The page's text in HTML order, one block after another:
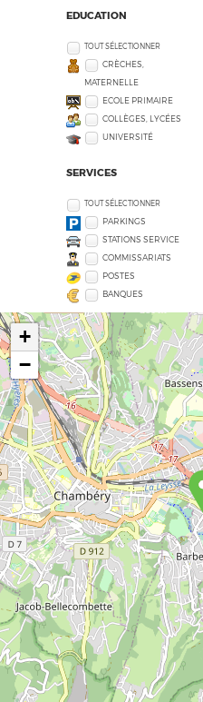
EDUCATION
TOUT SÉLECTIONNER
CRÈCHES,
MATERNELLE
ECOLE PRIMAIRE
COLLÈGES, LYCÉES
UNIVERSITÉ
SERVICES
TOUT SÉLECTIONNER
PARKINGS
STATIONS SERVICE
COMMISSARIATS
POSTES
BANQUES
+
−